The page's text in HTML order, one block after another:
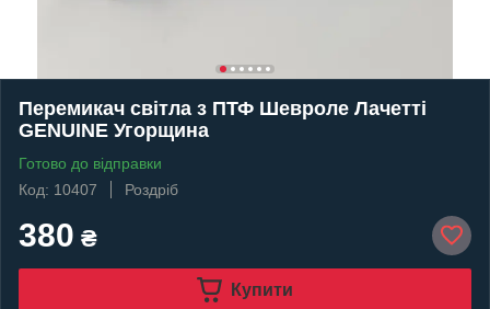
Перемикач світла з ПТФ Шевроле Лачетті
GENUINE Угорщина
Готово до відправки
Код: 10407
Роздріб
380 ₴
Купити